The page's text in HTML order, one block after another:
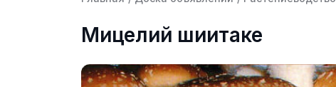
Мицелий шиитаке